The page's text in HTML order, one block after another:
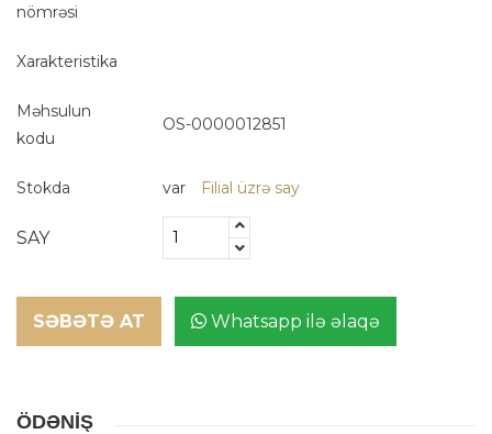
nömrəsi
Xarakteristika
Məhsulun
kodu
OS-0000012851
Stokda var Filial üzrə say
SAY
SƏBƏTƏ AT Whatsapp ilə əlaqə
ÖDƏNİŞ